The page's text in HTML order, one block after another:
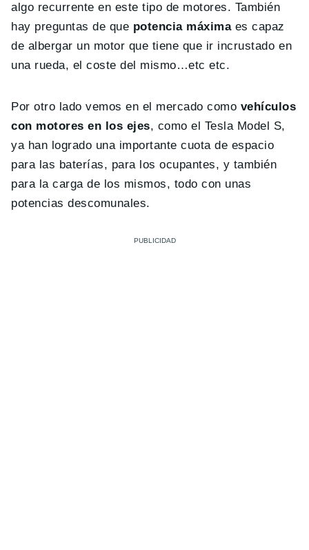
algo recurrente en este tipo de motores. También
hay preguntas de que potencia máximaes capaz
de albergar un motor que tiene que ir incrustado en
una rueda, el coste del mismo…etc etc.
Por otro lado vemos en el mercado como vehículos
con motores en los ejes, como el Tesla Model S,
ya han logrado una importante cuota de espacio
para las baterías, para los ocupantes, y también
para la carga de los mismos, todo con unas
potencias descomunales.